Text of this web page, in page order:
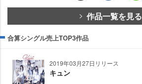
作品一覧を見る
合算シングル売上TOP3作品
2019年03月27日リリース
キュン